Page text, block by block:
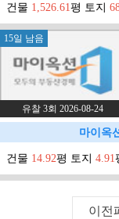
건물 1,526.61평 토지
15일 남음
유찰 3회 2026-08-24
마이옥
건물 14.92평 토지 4.91
이전